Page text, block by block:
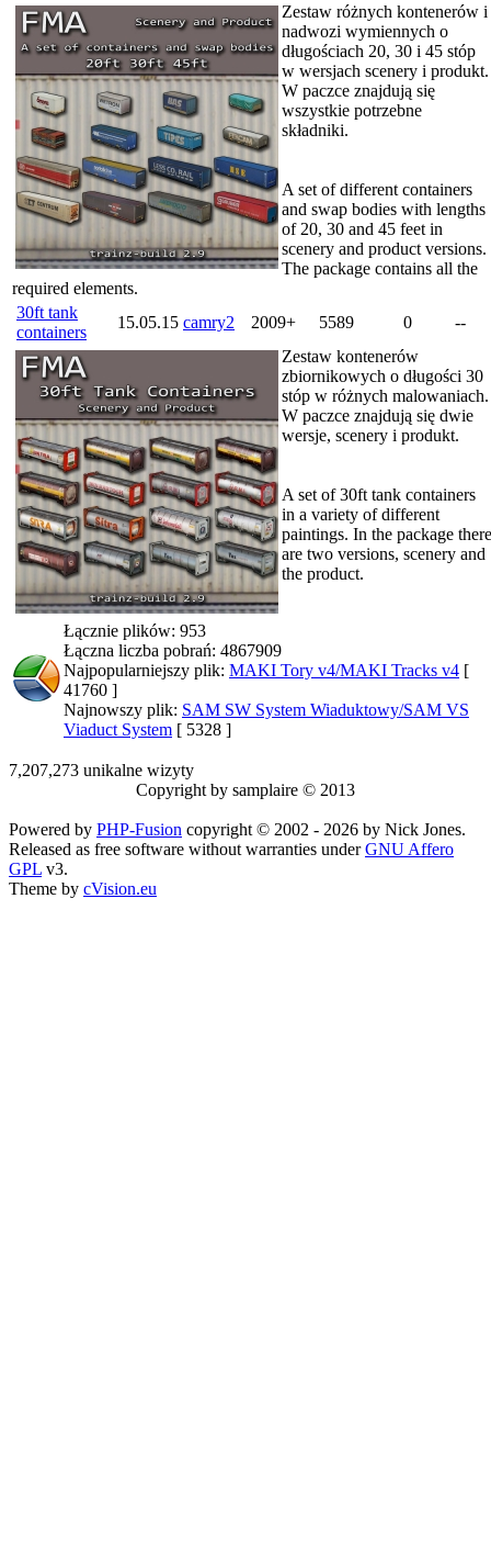
Zestaw różnych kontenerów i
nadwozi wymiennych o
długościach 20, 30 i 45 stóp
w wersjach scenery i produkt.
W paczce znajdują się
wszystkie potrzebne
składniki.
A set of different containers
and swap bodies with lengths
of 20, 30 and 45 feet in
scenery and product versions.
The package contains all the
required elements.
30ft tank
containers
15.05.15 camry2 2009+ 5589 0
--
Zestaw kontenerów
zbiornikowych o długości 30
stóp w różnych malowaniach.
W paczce znajdują się dwie
wersje, scenery i produkt.
A set of 30ft tank containers
in a variety of different
paintings. In the package there
are two versions, scenery and
the product.
Łącznie plików: 953
Łączna liczba pobrań: 4867909
Najpopularniejszy plik: MAKI Tory v4/MAKI Tracks v4 [
41760 ]
Najnowszy plik: SAM SW System Wiaduktowy/SAM VS
Viaduct System [ 5328 ]
7,207,273 unikalne wizyty
Copyright by samplaire © 2013
Powered by PHP-Fusion copyright © 2002 - 2026 by Nick Jones.
Released as free software without warranties underGNU Affero
GPL v3.
Theme by cVision.eu